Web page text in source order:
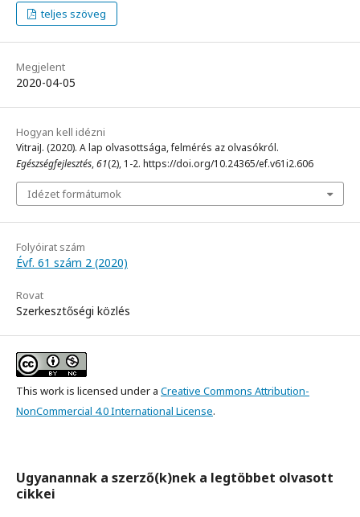
teljes szöveg
Megjelent
2020-04-05
Hogyan kell idézni
VitraiJ. (2020). A lap olvasottsága, felmérés az olvasókról.
Egészségfejlesztés,61(2), 1-2. https://doi.org/10.24365/ef.v61i2.606
Idézet formátumok
Folyóirat szám
Évf. 61 szám 2 (2020)
Rovat
Szerkesztőségi közlés
This work is licensed under a Creative Commons Attribution-
NonCommercial 4.0 International License.
Ugyanannak a szerző(k)nek a legtöbbet olvasott
cikkei